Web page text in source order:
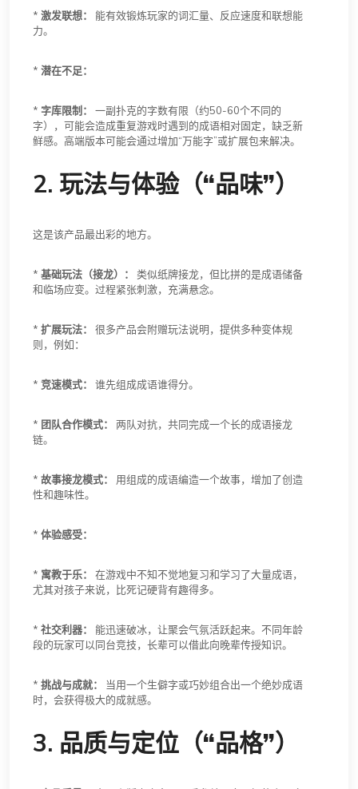
* 激发联想：
能有效锻炼玩家的词汇量、反应速度和联想能
力。
* 潜在不足：
* 字库限制：
一副扑克的字数有限（约50-60个不同的
字），可能会造成重复游戏时遇到的成语相对固定，缺乏新
鲜感。高端版本可能会通过增加“万能字”或扩展包来解决。
2. 玩法与体验（“品味”）
这是该产品最出彩的地方。
* 基础玩法（接龙）：
类似纸牌接龙，但比拼的是成语储备
和临场应变。过程紧张刺激，充满悬念。
* 扩展玩法：
很多产品会附赠玩法说明，提供多种变体规
则，例如：
* 竞速模式： 谁先组成成语谁得分。
* 团队合作模式：
两队对抗，共同完成一个长的成语接龙
链。
* 故事接龙模式：
用组成的成语编造一个故事，增加了创造
性和趣味性。
* 体验感受：
* 寓教于乐：
在游戏中不知不觉地复习和学习了大量成语，
尤其对孩子来说，比死记硬背有趣得多。
* 社交利器：
能迅速破冰，让聚会气氛活跃起来。不同年龄
段的玩家可以同台竞技，长辈可以借此向晚辈传授知识。
* 挑战与成就：
当用一个生僻字或巧妙组合出一个绝妙成语
时，会获得极大的成就感。
3. 品质与定位（“品格”）